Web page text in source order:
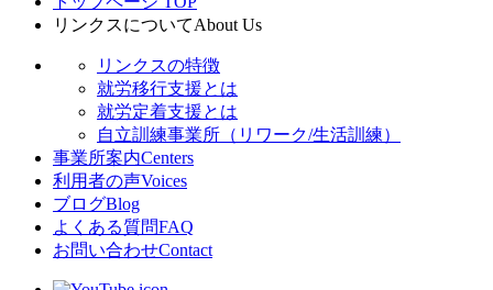
リンクスについてAbout Us
リンクスの特徴
就労移行支援とは
就労定着支援とは
自立訓練事業所（リワーク/生活訓練）
事業所案内Centers
利用者の声Voices
ブログBlog
よくある質問FAQ
お問い合わせContact